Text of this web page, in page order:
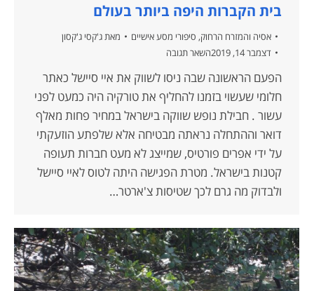
בית הקברות היפה ביותר בעולם
אסיה והמזרח הרחוק, סיפורי מסע אישיים מאת ג'קסי ג'קסון
דצמבר 14, 2019
השאר תגובה
הפעם הראשונה שבה ניסו לשווק את איי סיישל כאתר
חלומי שעשוי בזמנו להחליף את טורקיה היה כמעט לפני
עשור . חבילת נופש שווקה בישראל במחיר פחות מאלף
דואר וההתחלה נראתה מבטיחה אלא שלפתע הוזעקתי
על ידי אפרים פורטיס, שמייצג לא מעט חברות תעופה
קטנות בישראל. מטרת הפגישה היתה לטוס לאיי סיישל
ולבדוק מה גרם לכך שטיסות צ'ארטר…